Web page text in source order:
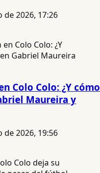
de 2026, 17:26
Colo Colo: ¿Y cómo
Maureira y
de 2026, 19:56